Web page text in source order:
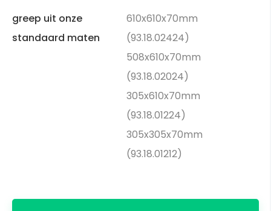
greep uit onze
standaard maten
610x610x70mm
(93.18.02424)
508x610x70mm
(93.18.02024)
305x610x70mm
(93.18.01224)
305x305x70mm
(93.18.01212)